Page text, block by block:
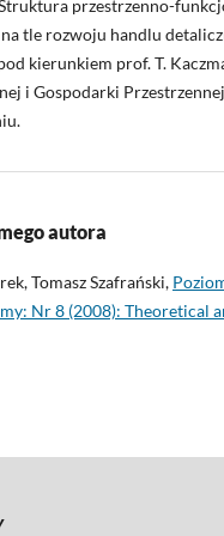
przestrzenno-
tle rozwoju handlu
kierunkiem prof. T.
i Gospodarki
autora
Tomasz Szafrański,
Nr 8 (2008): Theoretical